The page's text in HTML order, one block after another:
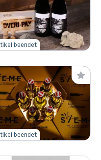
beendet
beendet